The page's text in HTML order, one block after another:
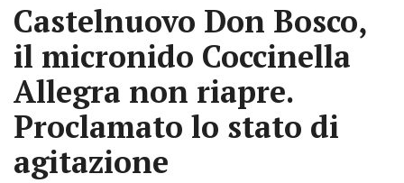
Castelnuovo Don Bosco,
il micronido Coccinella
Allegra non riapre.
Proclamato lo stato di
agitazione